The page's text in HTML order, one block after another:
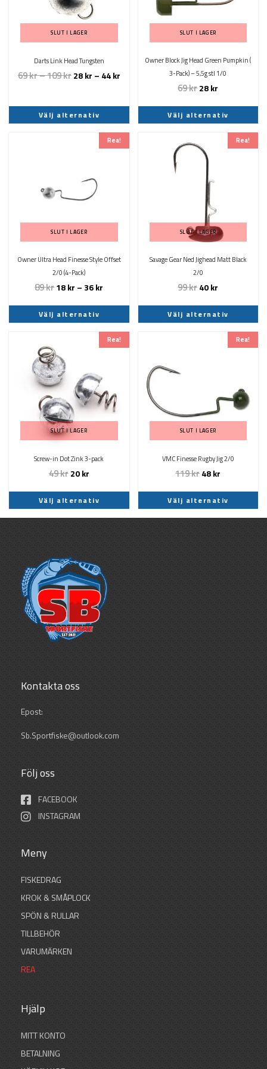
SLUT I LAGER
Darts Link Head Tungsten
69kr–109kr 28kr – 44kr
Välj alternativ
varianter.
De
olika
alternativen
kan
väljas
SLUT I LAGER
Owner Block Jig Head Green Pumpkin (
3-Pack) – 5,5g stl 1/0
69kr28kr
Välj alternativ
varianter.
olika
alternativen
kan
väljas
på
Rea!
SLUT I LAGER
Owner Ultra Head Finesse Style Offset
2/0 (4-Pack)
89kr18kr – 36kr
Välj alternativ
varianter.
olika
alternativen
kan
väljas
på
Rea!
SLUT I LAGER
Savage Gear Ned Jighead Matt Black
2/0
99kr40kr
Välj alternativ
här
har
flera
varianter.
De
olika
alternativen
kan
väljas
Rea!
SLUT I LAGER
Screw-in Dot Zink 3-pack
49kr 20kr
Välj alternativ
har
flera
varianter.
De
olika
alternativen
kan
väljas
produktsidan
Rea!
SLUT I LAGER
VMC Finesse Rugby Jig 2/0
119kr48kr
Välj alternativ
varianter.
De
olika
alternativen
kan
väljas
produktsidan
Kontakta oss
Epost:
Sb.Sportfiske@outlook.com
Följ oss
FACEBOOK
INSTAGRAM
Meny
FISKEDRAG
KROK & SMÅPLOCK
SPÖN & RULLAR
TILLBEHÖR
VARUMÄRKEN
REA
Hjälp
MITT KONTO
BETALNING